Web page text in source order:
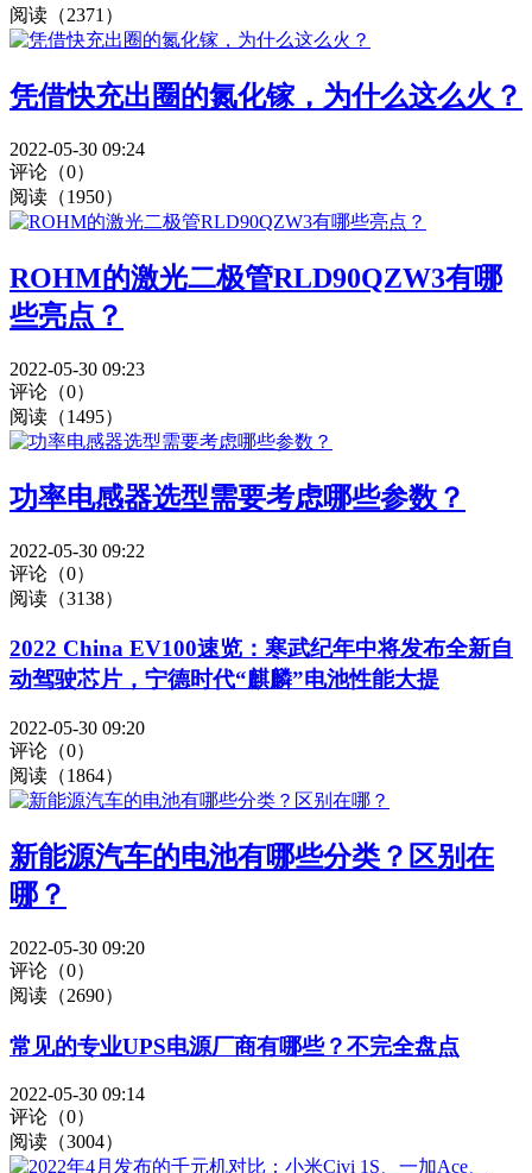
阅读（2371）
凭借快充出圈的氮化镓，为什么这么火？
2022-05-30 09:24
评论（0）
阅读（1950）
ROHM的激光二极管RLD90QZW3有哪
些亮点？
2022-05-30 09:23
评论（0）
阅读（1495）
功率电感器选型需要考虑哪些参数？
2022-05-30 09:22
评论（0）
阅读（3138）
2022 China EV100速览：寒武纪年中将发布全新自
动驾驶芯片，宁德时代“麒麟”电池性能大提
2022-05-30 09:20
评论（0）
阅读（1864）
新能源汽车的电池有哪些分类？区别在
哪？
2022-05-30 09:20
评论（0）
阅读（2690）
常见的专业UPS电源厂商有哪些？不完全盘点
2022-05-30 09:14
评论（0）
阅读（3004）